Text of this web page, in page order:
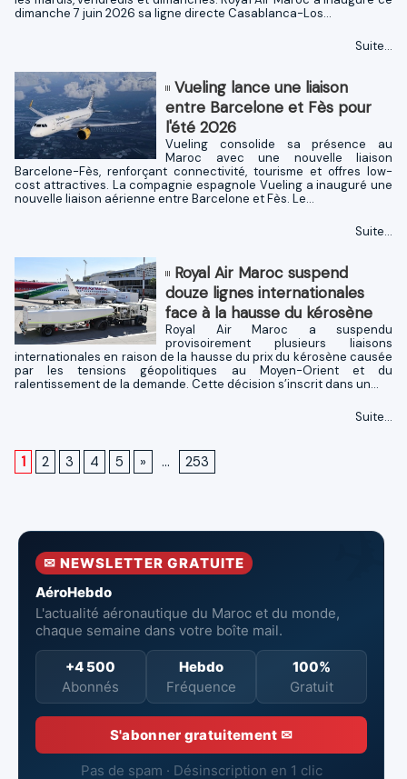
dimanche 7 juin 2026 sa ligne directe Casablanca-Los...
Suite...
Vueling lance une liaison
entre Barcelone et Fès pour
l'été 2026
Vueling consolide sa présence au
Maroc avec une nouvelle liaison
Barcelone-Fès, renforçant connectivité, tourisme et offres low-
cost attractives. La compagnie espagnole Vueling a inauguré une
nouvelle liaison aérienne entre Barcelone et Fès. Le...
Suite...
Royal Air Maroc suspend
douze lignes internationales
face à la hausse du kérosène
Royal Air Maroc a suspendu
provisoirement plusieurs liaisons
internationales en raison de la hausse du prix du kérosène causée
par les tensions géopolitiques au Moyen-Orient et du
ralentissement de la demande. Cette décision s’inscrit dans un...
Suite...
1 2 3 4 5 » ... 253
✉ NEWSLETTER GRATUITE
AéroHebdo
L'actualité aéronautique du Maroc et du monde,
chaque semaine dans votre boîte mail.
+4 500
Abonnés
Hebdo
Fréquence
100%
Gratuit
S'abonner gratuitement ✉
Pas de spam · Désinscription en 1 clic